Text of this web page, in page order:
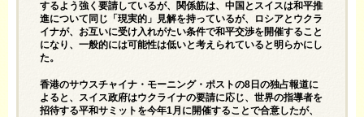
するよう強く要請しているが、関係筋は、中国とスイスは和平推
進について同じ「現実的」見解を持っているが、ロシアとウクラ
イナが、お互いに受け入れがたい条件で和平交渉を開催すること
になり、一般的には可能性は低いと考えられていると明らかにし
た。
香港のサウスチャイナ・モーニング・ポストの8日の独占報道に
よると、スイス政府はウクライナの要請に応じ、世界の指導者を
招待する平和サミットを今年1月に開催することで合意したが、